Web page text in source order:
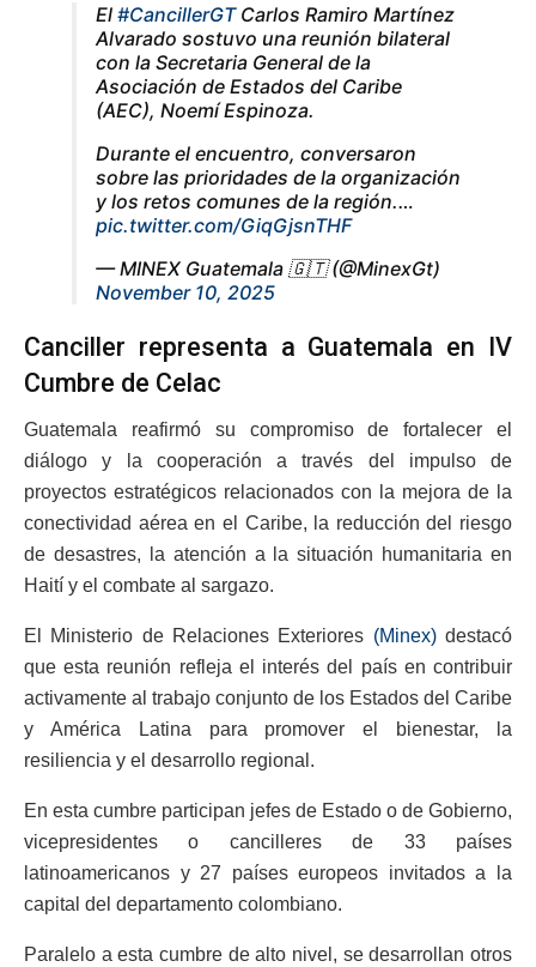
El #CancillerGTCarlos Ramiro Martínez
Alvarado sostuvo una reunión bilateral
con la Secretaria General de la
Asociación de Estados del Caribe
(AEC), Noemí Espinoza.
Durante el encuentro, conversaron
sobre las prioridades de la organización
y los retos comunes de la región.…
pic.twitter.com/GiqGjsnTHF
— MINEX Guatemala 🇬🇹 (@MinexGt)
November 10, 2025
Canciller representa a Guatemala en IV
Cumbre de Celac
Guatemala reafirmó su compromiso de fortalecer el
diálogo y la cooperación a través del impulso de
proyectos estratégicos relacionados con la mejora de la
conectividad aérea en el Caribe, la reducción del riesgo
de desastres, la atención a la situación humanitaria en
Haití y el combate al sargazo.
El Ministerio de Relaciones Exteriores (Minex)destacó
que esta reunión refleja el interés del país en contribuir
activamente al trabajo conjunto de los Estados del Caribe
y América Latina para promover el bienestar, la
resiliencia y el desarrollo regional.
En esta cumbre participan jefes de Estado o de Gobierno,
vicepresidentes o cancilleres de 33 países
latinoamericanos y 27 países europeos invitados a la
capital del departamento colombiano.
Paralelo a esta cumbre de alto nivel, se desarrollan otros